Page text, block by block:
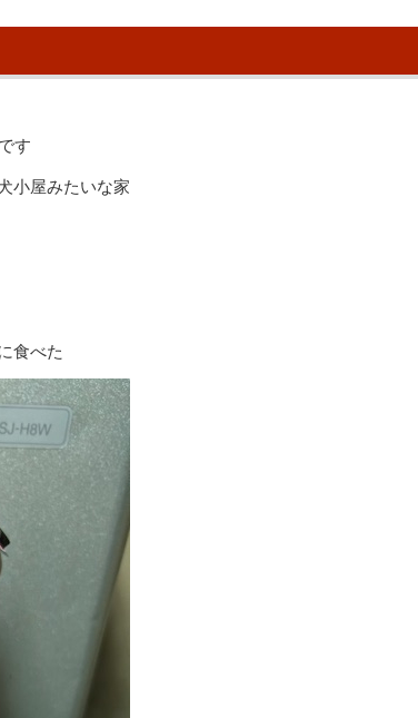
す
小屋みたいな家
食べた